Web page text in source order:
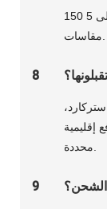
150 قطعة / تصميم / مزيج ألوان من 3 إلى 5
8
إقليمية
9